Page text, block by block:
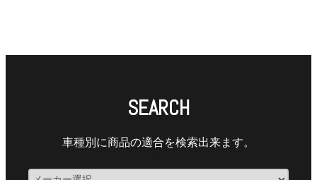
SEARCH
車種別に商品の適合を検索出来ます。